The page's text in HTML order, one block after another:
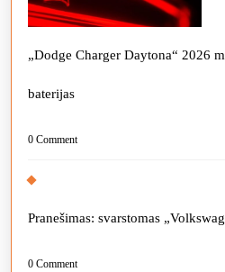
„Dodge Charger Daytona“ 2026
baterijas
0 Comment
Pranešimas: svarstomas
0 Comment